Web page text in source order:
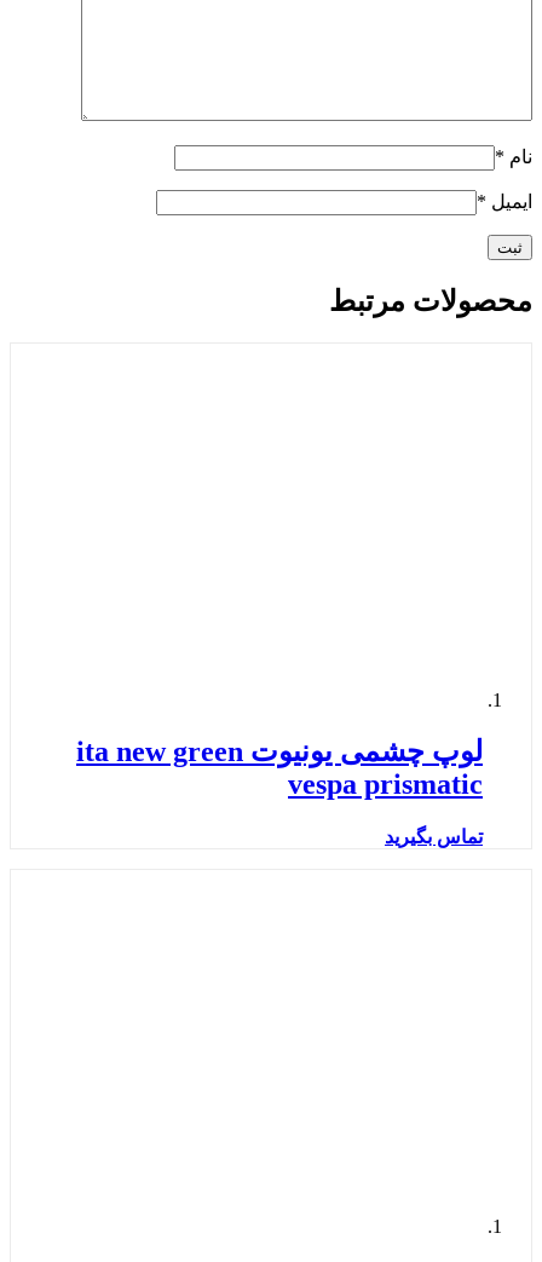
نام *
ایمیل *
محصولات مرتبط
لوپ چشمی یونیوت ita new green
vespa prismatic
تماس بگیرید